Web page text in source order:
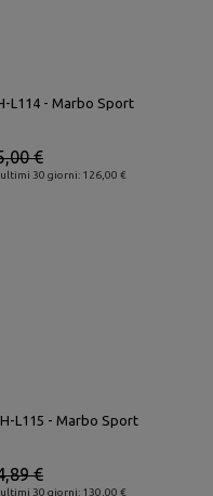
L114 - Marbo Sport
30 giorni: 126,00 €
€
L115 - Marbo Sport
30 giorni: 130,00 €
€